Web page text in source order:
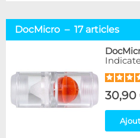
DocMicro – 17 articles
30,90